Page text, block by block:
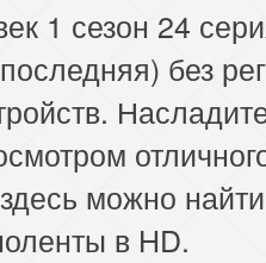
1 сезон 24
без
можно
в HD.